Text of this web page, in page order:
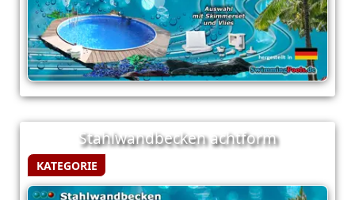
Stahlwandbecken achtform
KATEGORIE